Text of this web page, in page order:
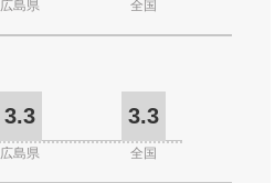
広島県 全国
3.3 3.3
広島県 全国